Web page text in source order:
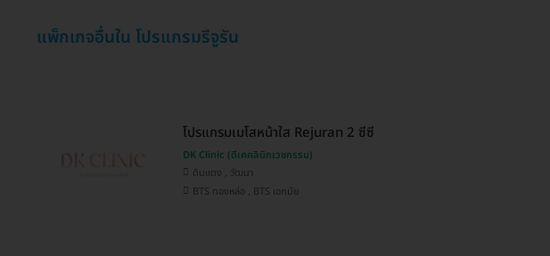
แพ็กเกจอื่นใน โปรแกรมรีจูรัน
โปรแกรมเมโสหน้าใส Rejuran 2 ซีซี
DK Clinic (ดีเคคลินิกเวชกรรม)
ดินแดง , วัฒนา
BTS ทองหล่อ , BTS เอกมัย